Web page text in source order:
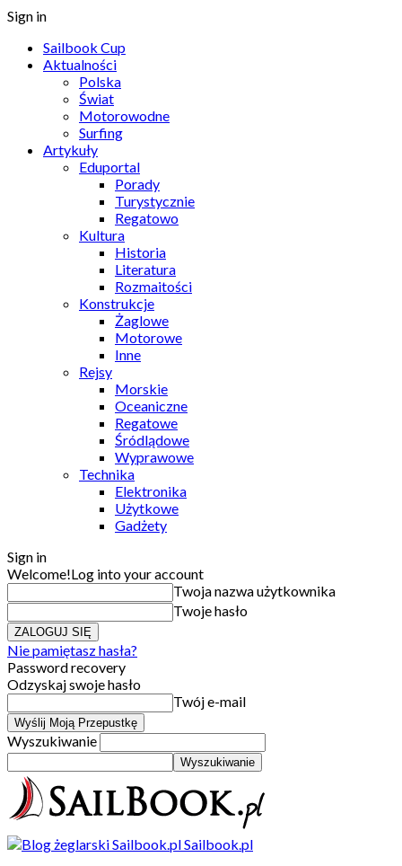
Sign in
Sailbook Cup
Aktualności
Polska
Świat
Motorowodne
Surfing
Artykuły
Eduportal
Porady
Turystycznie
Regatowo
Kultura
Historia
Literatura
Rozmaitości
Konstrukcje
Żaglowe
Motorowe
Inne
Rejsy
Morskie
Oceaniczne
Regatowe
Śródlądowe
Wyprawowe
Technika
Elektronika
Użytkowe
Gadżety
Sign in
Welcome!Log into your account
Twoja nazwa użytkownika
Twoje hasło
Nie pamiętasz hasła?
Password recovery
Odzyskaj swoje hasło
Twój e-mail
Wyszukiwanie
Sailbook.pl